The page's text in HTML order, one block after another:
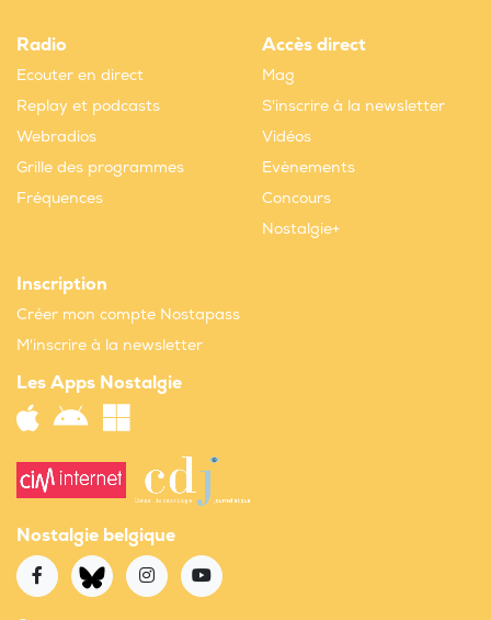
Radio
Ecouter en direct
Replay et podcasts
Webradios
Grille des programmes
Fréquences
Accès direct
Mag
S'inscrire à la newsletter
Vidéos
Evènements
Concours
Nostalgie+
Inscription
Créer mon compte Nostapass
M'inscrire à la newsletter
Les Apps Nostalgie
Nostalgie belgique